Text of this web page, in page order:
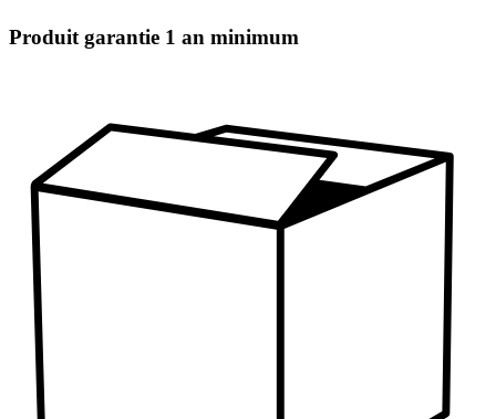
Produit garantie 1 an minimum